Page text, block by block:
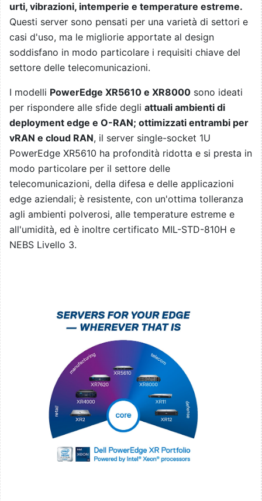
urti, vibrazioni, intemperie e temperature estreme.
Questi server sono pensati per una varietà di settori e
casi d'uso, ma le migliorie apportate al design
soddisfano in modo particolare i requisiti chiave del
settore delle telecomunicazioni.
I modelli PowerEdge XR5610 e XR8000 sono ideati
per rispondere alle sfide degli attuali ambienti di
deployment edge e O-RAN; ottimizzati entrambi per
vRAN e cloud RAN, il server single-socket 1U
PowerEdge XR5610 ha profondità ridotta e si presta in
modo particolare per il settore delle
telecomunicazioni, della difesa e delle applicazioni
edge aziendali; è resistente, con un'ottima tolleranza
agli ambienti polverosi, alle temperature estreme e
all'umidità, ed è inoltre certificato MIL-STD-810H e
NEBS Livello 3.